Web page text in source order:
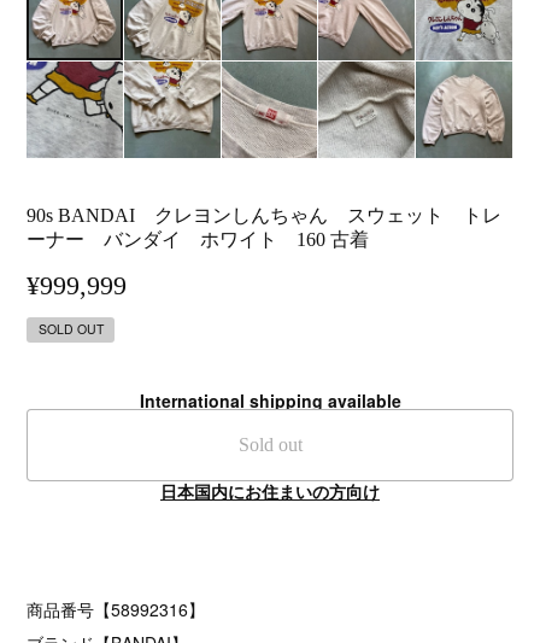
90s BANDAI クレヨンしんちゃん スウェット トレ
ーナー バンダイ ホワイト 160 古着
¥999,999
SOLD OUT
International shipping available
Sold out
日本国内にお住まいの方向け
商品番号【58992316】